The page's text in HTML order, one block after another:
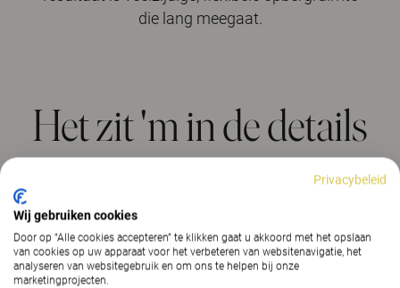
die lang meegaat.
Het zit 'm in de details
Privacybeleid
Wij gebruiken cookies
Door op “Alle cookies accepteren” te klikken gaat u akkoord met het opslaan
van cookies op uw apparaat voor het verbeteren van websitenavigatie, het
analyseren van websitegebruik en om ons te helpen bij onze
marketingprojecten.